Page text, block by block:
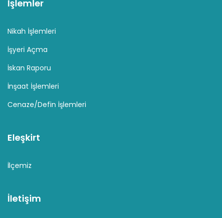
İşlemler
Nikah İşlemleri
İşyeri Açma
İskan Raporu
İnşaat İşlemleri
Cenaze/Defin İşlemleri
Eleşkirt
İlçemiz
İletişim